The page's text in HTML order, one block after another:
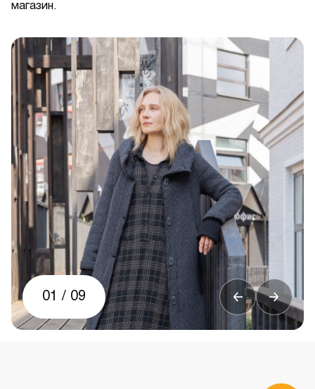
магазин.
01 / 09